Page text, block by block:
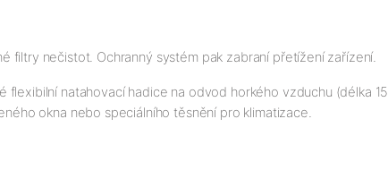
filtry nečistot. Ochranný systém pak zabraní přetížení zařízení.
natahovací hadice na odvod horkého vzduchu (délka
okna nebo speciálního těsnění pro klimatizace.